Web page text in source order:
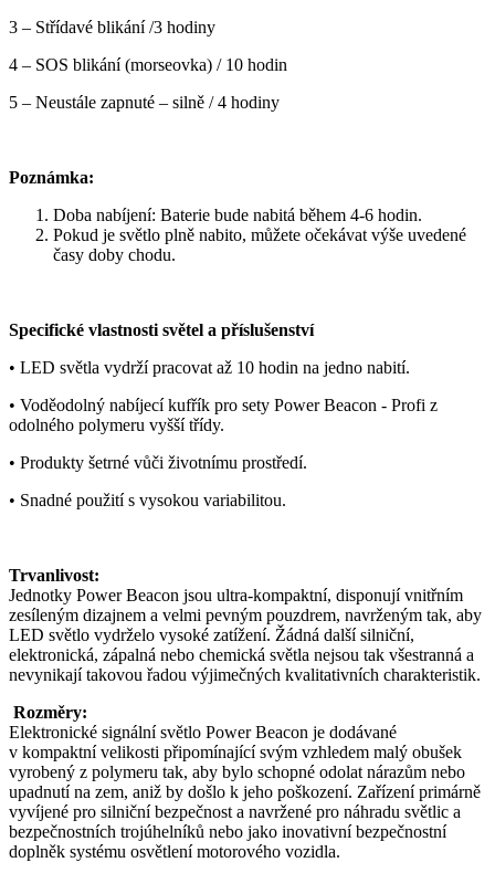
3 – Střídavé blikání /3 hodiny
4 – SOS blikání (morseovka) / 10 hodin
5 – Neustále zapnuté – silně / 4 hodiny
Poznámka:
Doba nabíjení: Baterie bude nabitá během 4-6 hodin.
Pokud je světlo plně nabito, můžete očekávat výše uvedené
časy doby chodu.
Specifické vlastnosti světel a příslušenství
• LED světla vydrží pracovat až 10 hodin na jedno nabití.
• Voděodolný nabíjecí kufřík pro sety Power Beacon - Profi z
odolného polymeru vyšší třídy.
• Produkty šetrné vůči životnímu prostředí.
• Snadné použití s vysokou variabilitou.
Trvanlivost:
Jednotky Power Beacon jsou ultra-kompaktní, disponují vnitřním
zesíleným dizajnem a velmi pevným pouzdrem, navrženým tak, aby
LED světlo vydrželo vysoké zatížení. Žádná další silniční,
elektronická, zápalná nebo chemická světla nejsou tak všestranná a
nevynikají takovou řadou výjimečných kvalitativních charakteristik.
Rozměry:
Elektronické signální světlo Power Beacon je dodávané
v kompaktní velikosti připomínající svým vzhledem malý obušek
vyrobený z polymeru tak, aby bylo schopné odolat nárazům nebo
upadnutí na zem, aniž by došlo k jeho poškození. Zařízení primárně
vyvíjené pro silniční bezpečnost a navržené pro náhradu světlic a
bezpečnostních trojúhelníků nebo jako inovativní bezpečnostní
doplněk systému osvětlení motorového vozidla.